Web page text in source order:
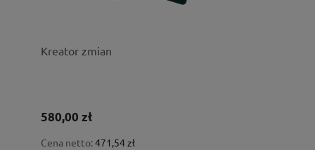
Kreator zmian
580,00 zł
Cena netto:471,54 zł